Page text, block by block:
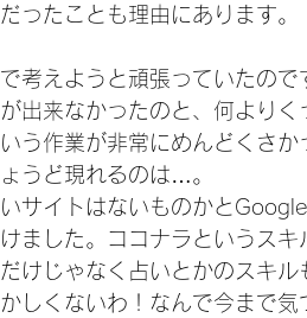
ったことも理由にあります。
考えようと頑張っていたの
出来なかったのと、何より
う作業が非常にめんどくさ
うど現れるのは…。
サイトはないものかと
ました。ココナラというスキ
だけじゃなく占いとかのスキ
しくないわ！なんで今まで